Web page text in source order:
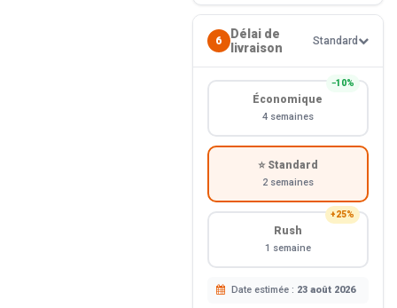
6
Délai de
livraison
Standard
−10%
Économique
4 semaines
⭐ Standard
2 semaines
+25%
Rush
1 semaine
Date estimée : 23 août 2026